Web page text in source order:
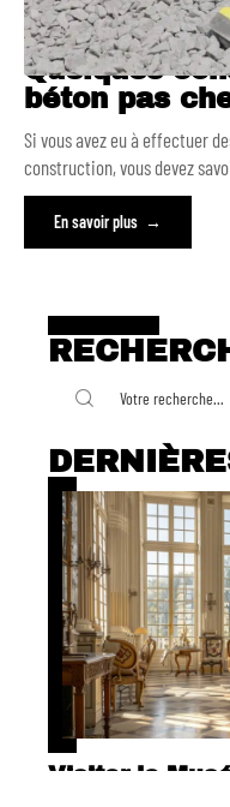
Quelques
béton pas
Si vous avez eu à effectuer
construction, vous devez
En savoir plus
Visiter le